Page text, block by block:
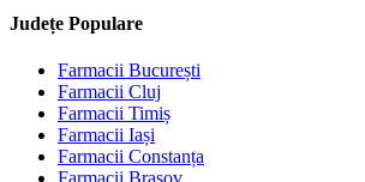
Județe Populare
Farmacii București
Farmacii Cluj
Farmacii Timiș
Farmacii Iași
Farmacii Constanța
Farmacii Brașov